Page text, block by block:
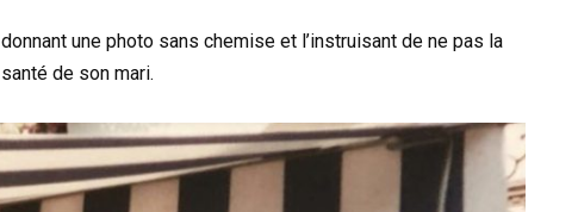
une photo sans chemise et l’instruisant de ne pas la
de son mari.